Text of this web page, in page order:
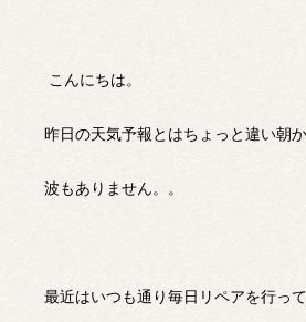
こんにちは。
昨日の天気予報とはちょっと違い朝か
波もありません。。
最近はいつも通り毎日リペアを行って